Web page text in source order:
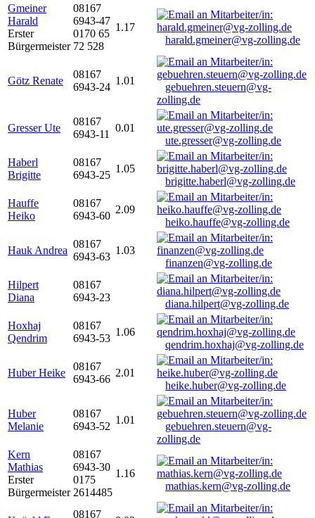
Gmeiner
Harald
Erster
Bürgermeister
08167
6943-47
0170 65
72 528
1.17
harald.gmeiner@vg-zolling.de
Götz Renate
08167
6943-24
1.01
gebuehren.steuern@vg-
zolling.de
Gresser Ute
08167
6943-11
0.01
ute.gresser@vg-zolling.de
Haberl
Brigitte
08167
6943-25
1.05
brigitte.haberl@vg-zolling.de
Hauffe
Heiko
08167
6943-60
2.09
heiko.hauffe@vg-zolling.de
Hauk Andrea
08167
6943-63
1.03
finanzen@vg-zolling.de
Hilpert
Diana
08167
6943-23
diana.hilpert@vg-zolling.de
Hoxhaj
Qendrim
08167
6943-53
1.06
qendrim.hoxhaj@vg-zolling.de
Huber Heike
08167
6943-66
2.01
heike.huber@vg-zolling.de
Huber
Melanie
08167
6943-52
1.01
gebuehren.steuern@vg-
zolling.de
Kern
Mathias
Erster
Bürgermeister
08167
6943-30
0175
2614485
1.16
mathias.kern@vg-zolling.de
08167